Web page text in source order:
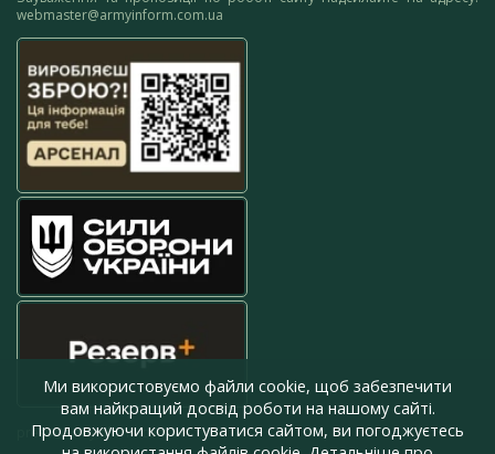
webmaster@armyinform.com.ua
press@armyinform.com.ua
Ми використовуємо файли cookie, щоб забезпечити
вам найкращий досвід роботи на нашому сайті.
Продовжуючи користуватися сайтом, ви погоджуєтесь